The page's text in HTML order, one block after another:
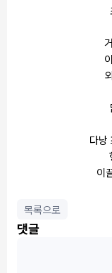
다낭
이
목록으로
댓글